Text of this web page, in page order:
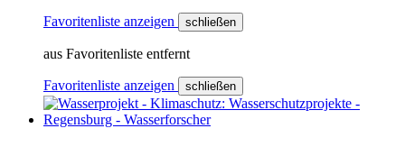
Favoritenliste anzeigen schließen
aus Favoritenliste entfernt
Favoritenliste anzeigen schließen